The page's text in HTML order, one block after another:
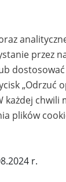
w
Daty
przez
„Odrzuć
każdej chwili
plików
r.